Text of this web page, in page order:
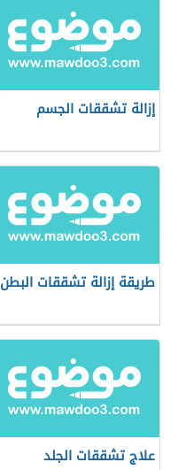
إزالة تشققات الجسم
طريقة إزالة تشققات البطن
علاج تشققات الجلد